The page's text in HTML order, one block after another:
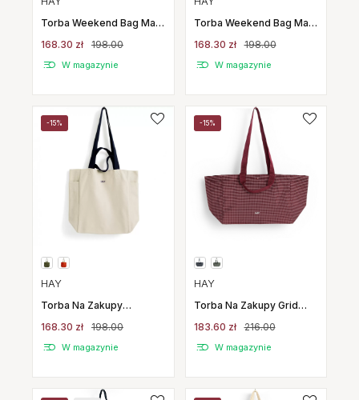
Torba Weekend Bag Mała
168.30 zł 198.00
W magazynie
Torba Weekend Bag Mała
168.30 zł 198.00
W magazynie
-15%
HAY
Torba Na Zakupy
Naturalna Hay
168.30 zł 198.00
W magazynie
-15%
HAY
Torba Na Zakupy Grid
Burgundowa Hay
183.60 zł 216.00
W magazynie